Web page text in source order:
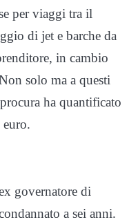
per viaggi tra il
di jet e barche da
in cambio
solo ma a questi
ha quantificato
governatore di
a sei anni.